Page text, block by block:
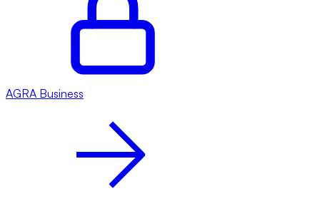
AGRA Business